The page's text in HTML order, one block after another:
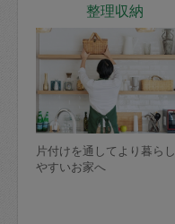
整理収納
片付けを通してより暮らし
やすいお家へ